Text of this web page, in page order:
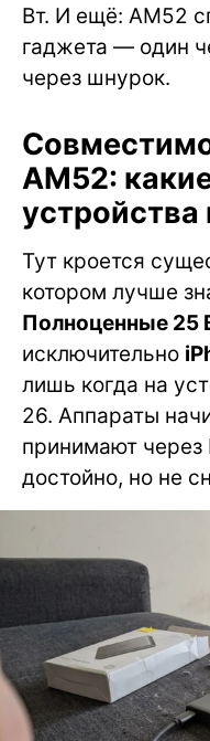
Вт. И ещё: AM52
гаджета — один
через шнурок.
AM52:
Тут кроется
котором лучше
Полноценные 25
исключительно
лишь когда на
26. Аппараты
принимают
достойно, но не